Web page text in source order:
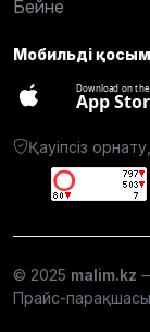
Бейне
Мобильді
Download on the
App
Қауіпсіз
© 2025 malim.kz
Прайс-парақшасы